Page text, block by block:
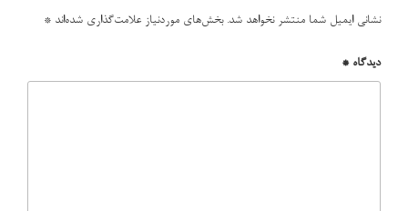
نشانی ایمیل شما منتشر نخواهد شد. بخش‌های موردنیاز علامت‌گذاری شده‌اند *
دیدگاه*